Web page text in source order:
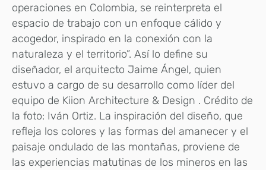
operaciones en Colombia, se reinterpreta el
espacio de trabajo con un enfoque cálido y
acogedor, inspirado en la conexión con la
naturaleza y el territorio”. Así lo define su
diseñador, el arquitecto Jaime Ángel, quien
estuvo a cargo de su desarrollo como líder del
equipo de Kiion Architecture & Design . Crédito de
la foto: Iván Ortiz. La inspiración del diseño, que
refleja los colores y las formas del amanecer y el
paisaje ondulado de las montañas, proviene de
las experiencias matutinas de los mineros en las